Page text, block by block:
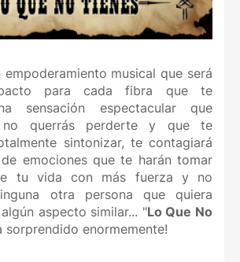
musical que será
para cada fibra que te
sensación espectacular que
no querrás perderte y que te
sintonizar, te contagiará
emociones que te harán tomar
tu vida con más fuerza y no
otra persona que quiera
aspecto similar... "Lo Que No
sorprendido enormemente!